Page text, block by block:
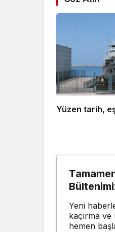
Yüzen tarih,
Yeni
kaçırma
hemen